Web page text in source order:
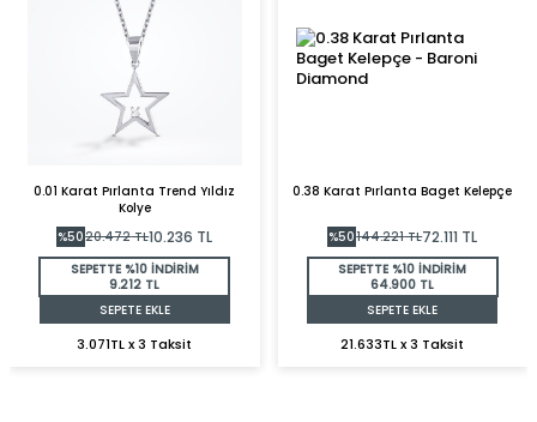
0.01 Karat Pırlanta Trend Yıldız
Kolye
%5020.472TL10.236 TL
SEPETTE %10 İNDİRİM
9.212 TL
SEPETE EKLE
3.071TL x 3 Taksit
0.38 Karat Pırlanta Baget Kelepçe
%50144.221TL72.111 TL
SEPETTE %10 İNDİRİM
64.900 TL
SEPETE EKLE
21.633TL x 3 Taksit